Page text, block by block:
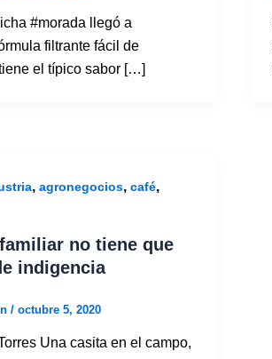
#morada llegó a
filtrante fácil de
el típico sabor […]
, agronegocios, café,
no tiene que
indigencia
/ octubre 5, 2020
Una casita en el campo,